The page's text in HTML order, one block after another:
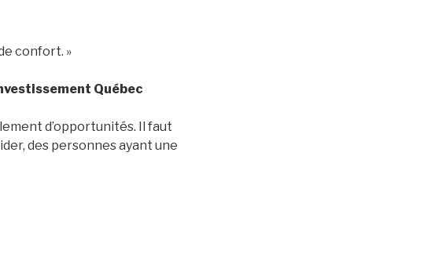
confort. »
Québec
d’opportunités. Il faut
des personnes ayant une